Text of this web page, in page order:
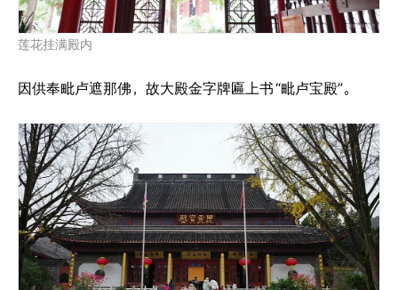
莲花挂满殿内
因供奉毗卢遮那佛，故大殿金字牌匾上书“毗卢宝殿”。